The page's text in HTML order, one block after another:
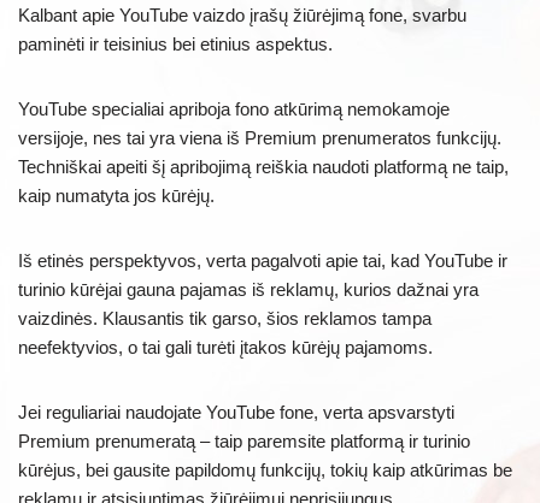
Kalbant apie YouTube vaizdo įrašų žiūrėjimą fone, svarbu
paminėti ir teisinius bei etinius aspektus.
YouTube specialiai apriboja fono atkūrimą nemokamoje
versijoje, nes tai yra viena iš Premium prenumeratos funkcijų.
Techniškai apeiti šį apribojimą reiškia naudoti platformą ne taip,
kaip numatyta jos kūrėjų.
Iš etinės perspektyvos, verta pagalvoti apie tai, kad YouTube ir
turinio kūrėjai gauna pajamas iš reklamų, kurios dažnai yra
vaizdinės. Klausantis tik garso, šios reklamos tampa
neefektyvios, o tai gali turėti įtakos kūrėjų pajamoms.
Jei reguliariai naudojate YouTube fone, verta apsvarstyti
Premium prenumeratą – taip paremsite platformą ir turinio
kūrėjus, bei gausite papildomų funkcijų, tokių kaip atkūrimas be